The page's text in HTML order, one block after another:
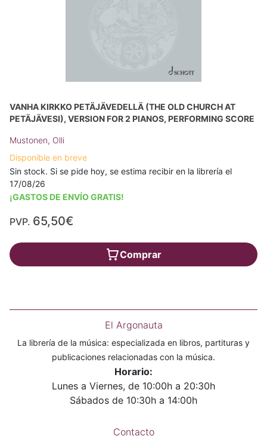
VANHA KIRKKO PETÄJÄVEDELLÄ (THE OLD CHURCH AT
PETÄJÄVESI), VERSION FOR 2 PIANOS, PERFORMING SCORE
Mustonen, Olli
Disponible en breve
Sin stock. Si se pide hoy, se estima recibir en la librería el
17/08/26
¡GASTOS DE ENVÍO GRATIS!
PVP. 65,50€
Comprar
El Argonauta
La librería de la música: especializada en libros, partituras y
publicaciones relacionadas con la música.
Horario:
Lunes a Viernes, de 10:00h a 20:30h
Sábados de 10:30h a 14:00h
Contacto